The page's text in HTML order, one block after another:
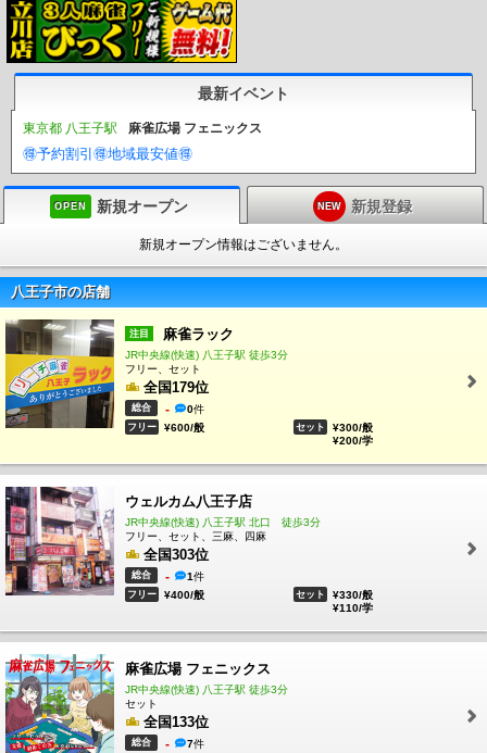
最新イベント
東京都 八王子駅 麻雀広場 フェニックス
🉐️予約割引🉐️地域最安値🉐️
OPEN 新規オープン NEW 新規登録
新規オープン情報はございません。
八王子市の店舗
注目 麻雀ラック
JR中央線(快速) 八王子駅 徒歩3分
フリー、セット
全国179位
総合 - 0件
フリー ¥600/般 セット
¥300/般
¥200/学
ウェルカム八王子店
JR中央線(快速) 八王子駅 北口 徒歩3分
フリー、セット、三麻、四麻
全国303位
総合 - 1件
フリー ¥400/般 セット
¥330/般
¥110/学
麻雀広場 フェニックス
JR中央線(快速) 八王子駅 徒歩3分
セット
全国133位
総合 - 7件